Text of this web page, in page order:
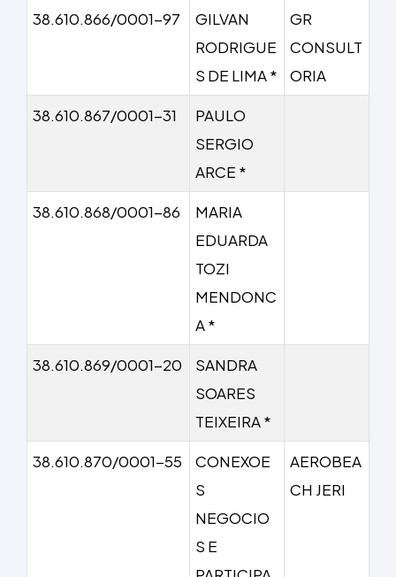
38.610.866/0001-97
GILVAN
RODRIGUE
S DE LIMA *
GR
CONSULT
ORIA
38.610.867/0001-31
PAULO
SERGIO
ARCE *
38.610.868/0001-86
MARIA
EDUARDA
TOZI
MENDONC
A *
38.610.869/0001-20
SANDRA
SOARES
TEIXEIRA *
38.610.870/0001-55
CONEXOE
S
NEGOCIO
S E
AEROBEA
CH JERI